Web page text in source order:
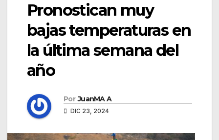
Pronostican muy
bajas temperaturas en
la última semana del
año
Por JuanMA A
DIC 23, 2024